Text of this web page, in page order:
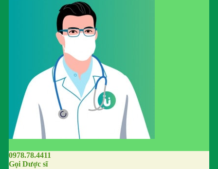
0978.78.4411
Gọi Dược sĩ